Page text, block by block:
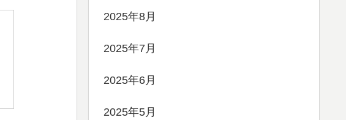
2025年8月
2025年7月
2025年6月
2025年5月